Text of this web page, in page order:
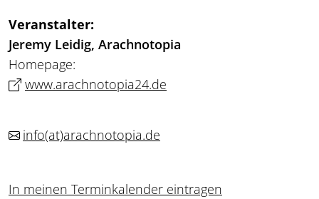
Veranstalter:
Jeremy Leidig, Arachnotopia
Homepage:
www.arachnotopia24.de
info(at)arachnotopia.de
In meinen Terminkalender eintragen